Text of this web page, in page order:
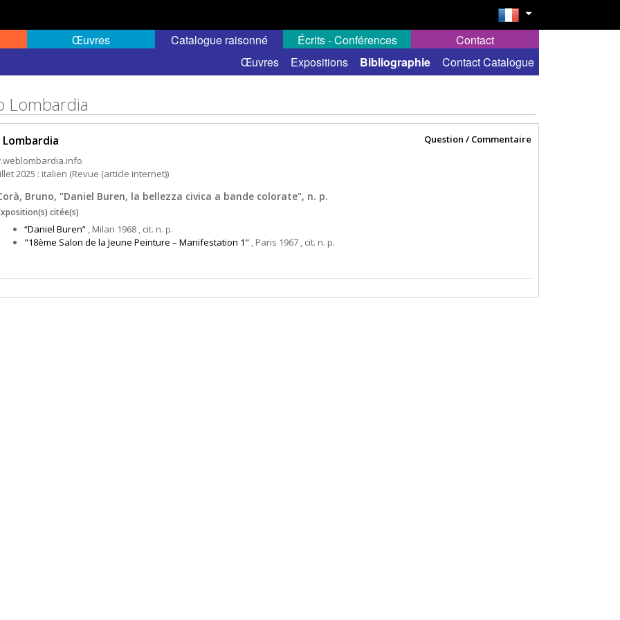
Œuvres
Catalogue raisonné
Œuvres Expositions Bibliographie Contact Catalogue
Écrits - Conférences Contact
Lombardia
Question / Commentaire
2025 : italien (Revue (article internet))
Bruno, "Daniel Buren, la bellezza civica a bande colorate", n. p.
citée(s)
“Daniel Buren” , Milan 1968 , cit. n. p.
"18ème Salon de la Jeune Peinture – Manifestation 1" , Paris 1967 , cit. n. p.